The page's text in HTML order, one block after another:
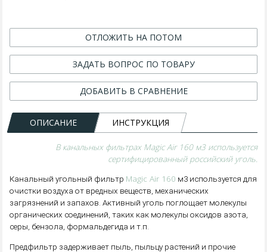
ОТЛОЖИТЬ НА ПОТОМ
ЗАДАТЬ ВОПРОС ПО ТОВАРУ
ДОБАВИТЬ В СРАВНЕНИЕ
ОПИСАНИЕ ИНСТРУКЦИЯ
В канальных фильтрах Magic Air 160 м3 используется
сертифицированный российский уголь.
Канальный угольный фильтр Magic Air 160 м3 используется для
очистки воздуха от вредных веществ, механических
загрязнений и запахов. Активный уголь поглощает молекулы
органических соединений, таких как молекулы оксидов азота,
серы, бензола, формальдегида и т.п.
Предфильтр задерживает пыль, пыльцу растений и прочие